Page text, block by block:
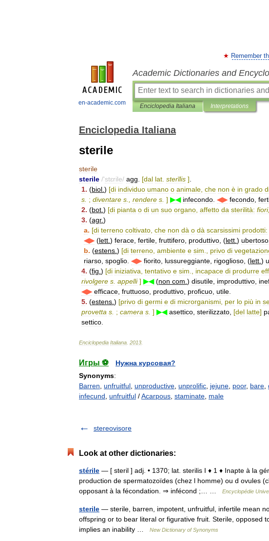
en-academic.com
Remember
Academic Dictionaries and
Enciclopedia Italiana Interpretations
Enciclopedia Italiana
sterile
sterile
sterile /'stɛrile/ agg [dal lat sterĭlis ]
1. (biol ) [di individuo umano o animale che non è in grado
s ; diventare s rendere s ] ▶◀ infecondo ◀▶ fecondo
2. (bot ) [di pianta o di un suo organo affetto da sterilità: fiori,
3. (agr.)
a. [di terreno coltivato che non dà o dà scarsissimi prodotti:
◀▶(lett ) ferace fertile fruttifero produttivo , (lett ) ubertoso
b. (estens ) [di terreno ambiente e sim privo di
riarso spoglio ◀▶ fiorito lussureggiante rigoglioso , (lett )
4. (fig ) [di iniziativa tentativo e sim incapace di produrre
rivolgere s appelli] ▶◀(non com ) disutile improduttivo
◀▶ efficace fruttuoso produttivo proficuo utile
5. (estens ) [privo di germi e di microrganismi per lo più in
provetta s ; camera s ] ▶◀ asettico sterilizzato [del latte]
settico
Enciclopedia Italiana 2013
Игры ⚽
Нужна курсовая?
Synonyms:
Barren
unfruitful unproductive unprolific jejune poor, bare
infecund
unfruitful /Acarpous staminate male
stereovisore
Look at other dictionaries:
stérile — [ steril ] adj. • 1370; lat. sterilis I ♦ 1 ♦ Inapte à la
production de spermatozoïdes (chez l homme) ou d ovules
opposant à la fécondation. ⇒ infécond ;… …
Encyclopédie
sterile — sterile, barren, impotent, unfruitful, infertile mean
offspring or to bear literal or figurative fruit. Sterile, opposed
implies an inability …
New Dictionary of Synonyms